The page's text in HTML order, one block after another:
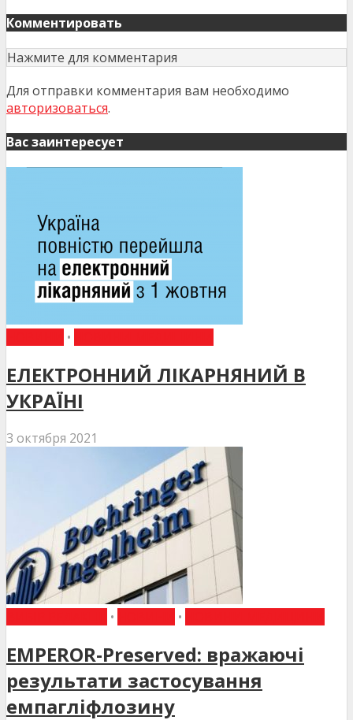
Комментировать
Нажмите для комментария
Для отправки комментария вам необходимо
авторизоваться.
Вас заинтересует
•
ЕЛЕКТРОННИЙ ЛІКАРНЯНИЙ В
УКРАЇНІ
3 октября 2021
• •
EMPEROR-Preserved: вражаючі
результати застосування
емпагліфлозину